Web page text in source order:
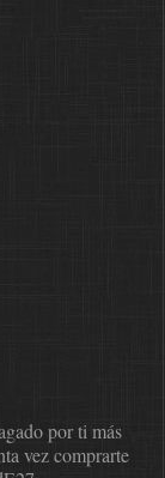
por ti más
vez comprarte